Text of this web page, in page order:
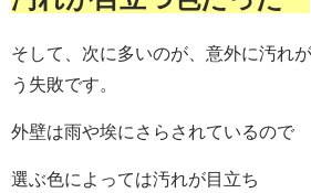
そして、次に多いのが、意外に汚れ
う失敗です。
外壁は雨や埃にさらされているので
選ぶ色によっては汚れが目立ち